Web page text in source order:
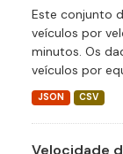
Este conjunto
veículos por
minutos. Os
veículos por
JSON CSV